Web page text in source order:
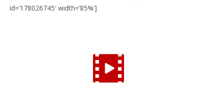
id=’178026745′ width=’85%’]